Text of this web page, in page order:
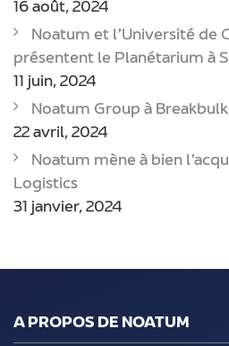
16 août, 2024
Noatum et l’Université de
présentent le Planétarium à
11 juin, 2024
Noatum Group à
22 avril, 2024
Noatum mène à bien
Logistics
31 janvier, 2024
A PROPOS DE NOATUM